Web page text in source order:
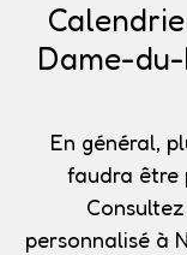
Dame-
En général,
faudra être
personnalisé à